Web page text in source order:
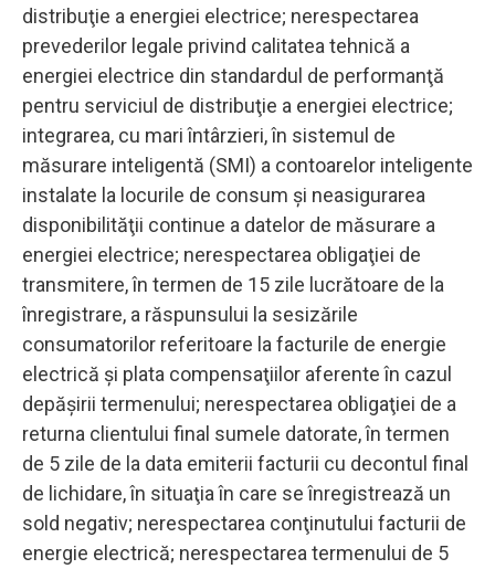
distribuţie a energiei electrice; nerespectarea
prevederilor legale privind calitatea tehnică a
energiei electrice din standardul de performanţă
pentru serviciul de distribuţie a energiei electrice;
integrarea, cu mari întârzieri, în sistemul de
măsurare inteligentă (SMI) a contoarelor inteligente
instalate la locurile de consum şi neasigurarea
disponibilităţii continue a datelor de măsurare a
energiei electrice; nerespectarea obligaţiei de
transmitere, în termen de 15 zile lucrătoare de la
înregistrare, a răspunsului la sesizările
consumatorilor referitoare la facturile de energie
electrică şi plata compensaţiilor aferente în cazul
depăşirii termenului; nerespectarea obligaţiei de a
returna clientului final sumele datorate, în termen
de 5 zile de la data emiterii facturii cu decontul final
de lichidare, în situaţia în care se înregistrează un
sold negativ; nerespectarea conţinutului facturii de
energie electrică; nerespectarea termenului de 5